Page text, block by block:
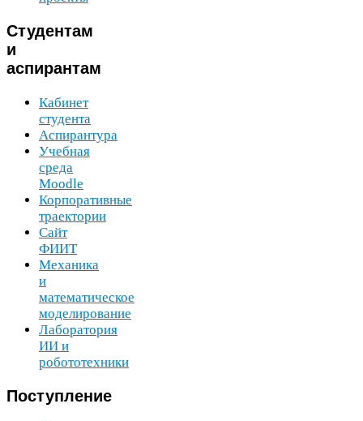
Студентам
и
аспирантам
Кабинет
студента
Аспирантура
Учебная
среда
Moodle
Корпоративные
траектории
Сайт
ФИИТ
Механика
и
математическое
моделирование
Лаборатория
ИИ и
робототехники
Поступление